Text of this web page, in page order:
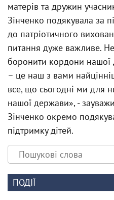
матерів та дружин
Зінченко подякувала за
до патріотичного
питання дуже важливе.
боронити кордони нашої
– це наш з вами
все, що сьогодні ми для
нашої держави», -
Зінченко окремо
підтримку дітей.
ПОДІЇ